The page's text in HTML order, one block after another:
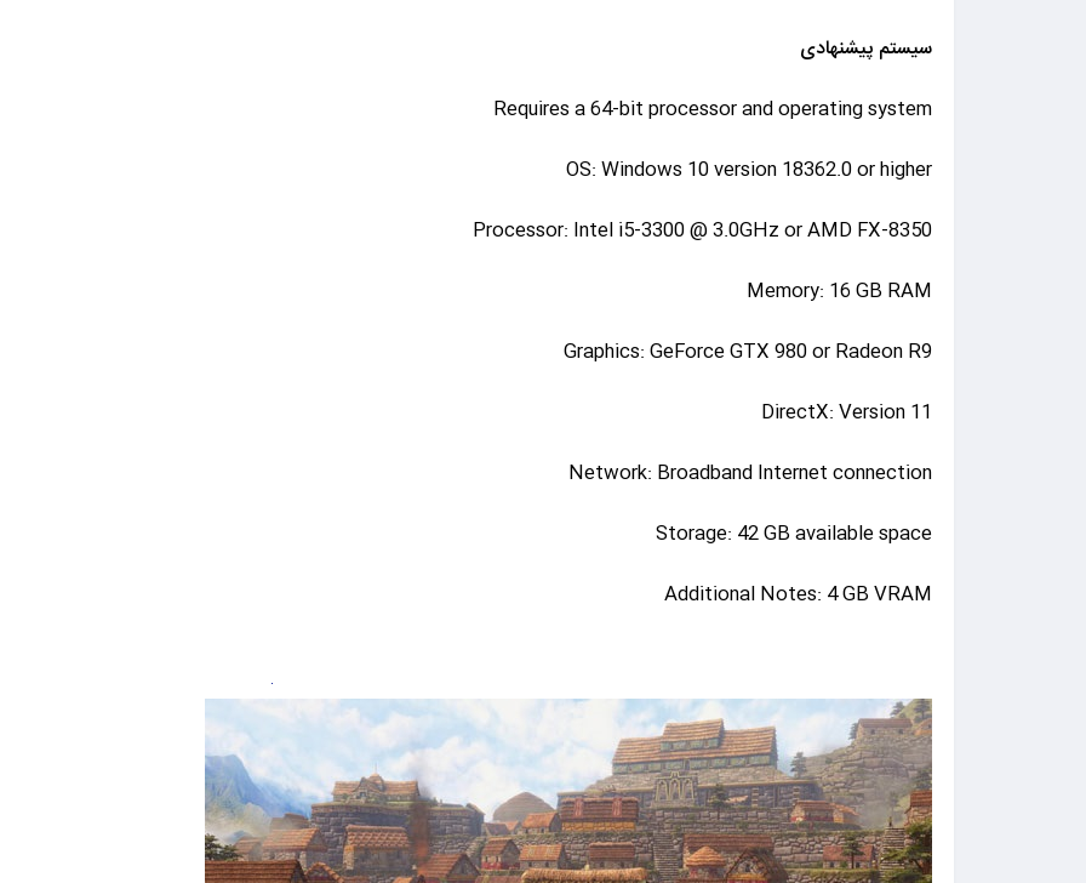
سیستم پیشنهادی
Requires a 64-bit processor and operating system
OS: Windows 10 version 18362.0 or higher
Processor: Intel i5-3300 @ 3.0GHz or AMD FX-8350
Memory: 16 GB RAM
Graphics: GeForce GTX 980 or Radeon R9
DirectX: Version 11
Network: Broadband Internet connection
Storage: 42 GB available space
Additional Notes: 4 GB VRAM